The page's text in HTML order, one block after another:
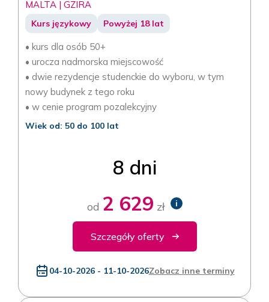
MALTA | GZIRA
Kurs językowy Powyżej 18 lat
• kurs dla osób 50+
• urocza nadmorska miejscowość
• dwie rezydencje studenckie do wyboru, w tym
nowy budynek z tego roku
• w cenie program pozalekcyjny
Wiek od: 50 do 100 lat
8 dni
od 2 629 zł i
Szczegóły oferty
04-10-2026 - 11-10-2026Zobacz inne terminy